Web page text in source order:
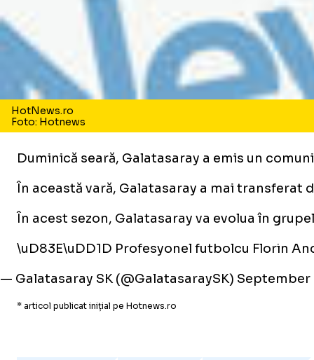
HotNews.ro
Foto: Hotnews
Duminică seară, Galatasaray a emis un
În această vară, Galatasaray a mai transferat
În acest sezon, Galatasaray va evolua în
\uD83E\uDD1D Profesyonel futbolcu Florin
— Galatasaray SK (@GalatasaraySK) September
* articol publicat inițial pe Hotnews.ro